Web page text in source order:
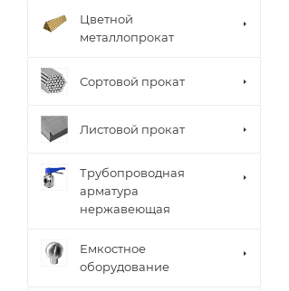
Цветной
металлопрокат
Сортовой прокат
Листовой прокат
Трубопроводная
арматура
нержавеющая
Емкостное
оборудование